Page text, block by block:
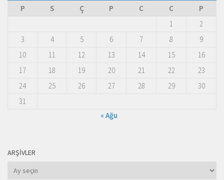
P
S Ç P C C
P
1
2
3
4 5 6 7 8
9
10
11 12 13 14 15
16
17
18 19 20 21 22
23
24
25 26 27 28 29
30
31
« Ağu
ARŞIVLER
Arşivler